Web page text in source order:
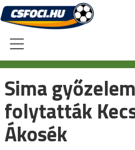
Skip
to
content
Sima
folytatták
Ákosék